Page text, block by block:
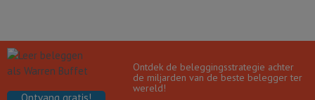
Ontdek de beleggingsstrategie achter
de miljarden van de beste belegger ter
wereld!